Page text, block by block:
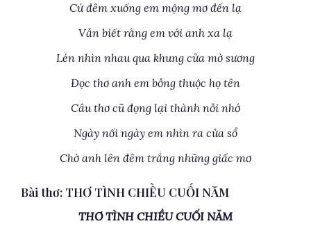
Cứ đêm xuống em mộng mơ đến lạ
Vẫn biết rằng em với anh xa lạ
Lén nhìn nhau qua khung cửa mờ sương
Đọc thơ anh em bỗng thuộc họ tên
Câu thơ cũ đọng lại thành nỗi nhớ
Ngày nối ngày em nhìn ra cửa sổ
Chờ anh lên đêm trắng những giấc mơ
Bài thơ: THƠ TÌNH CHIỀU CUỐI NĂM
THƠ TÌNH CHIỀU CUỐI NĂM